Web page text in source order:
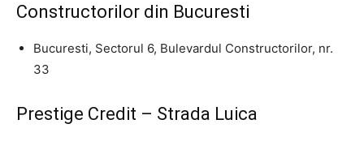
Constructorilor din Bucuresti
Bucuresti, Sectorul 6, Bulevardul Constructorilor, nr.
33
Prestige Credit – Strada Luica